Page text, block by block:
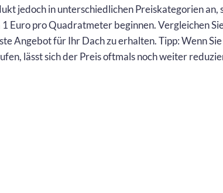
jedoch in unterschiedlichen Preiskategorien an,
Euro pro Quadratmeter beginnen. Vergleichen
Angebot für Ihr Dach zu erhalten. Tipp: Wenn Sie
lässt sich der Preis oftmals noch weiter